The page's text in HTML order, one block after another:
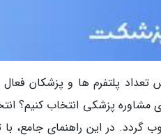
تعداد پلتفرم ها و پزشکان
مشاوره پزشکی انتخاب کنیم؟
گردد. در این راهنمای جامع،